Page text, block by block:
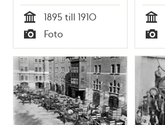
Tid
1895 till 1910
Typ
Foto Tid
Typ